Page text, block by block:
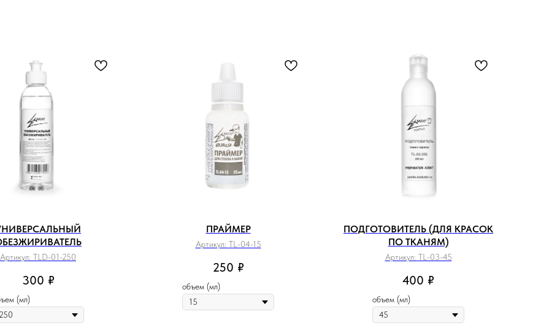
Артикул: TLD-01-250
300 ₽
(мл)
ПРАЙМЕР
Артикул: TL-04-15
250 ₽
объем (мл)
ПОДГОТОВИТЕЛЬ (ДЛЯ КРАСОК
ПО ТКАНЯМ)
Артикул: TL-03-45
400 ₽
объем (мл)